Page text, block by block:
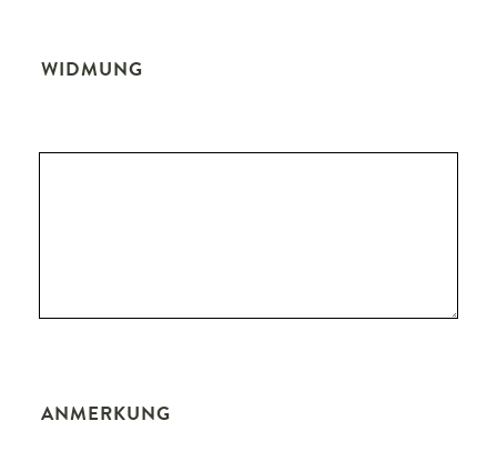
WIDMUNG
ANMERKUNG